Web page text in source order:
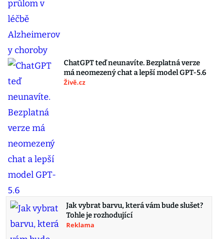
ChatGPT teď neunavíte. Bezplatná verze
má neomezený chat a lepší model GPT-5.6
Živě.cz
Jak vybrat barvu, která vám bude slušet?
Tohle je rozhodující
Reklama